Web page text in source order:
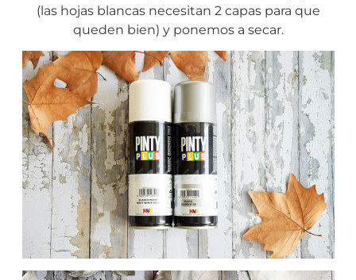
(las hojas blancas necesitan 2 capas para que
queden bien) y ponemos a secar.